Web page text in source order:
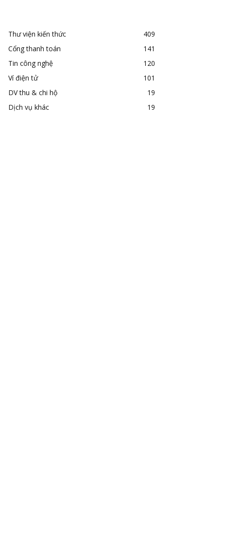
Thư viện kiến thức
409
Cổng thanh toán
141
Tin công nghệ
120
Ví điện tử
101
DV thu & chi hộ
19
Dịch vụ khác
19